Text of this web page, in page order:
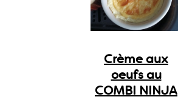
Crème aux
oeufs au
COMBI NINJA